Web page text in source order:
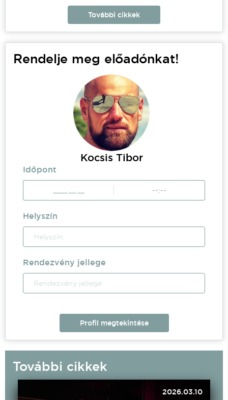
További cikkek
Rendelje meg előadónkat!
Kocsis Tibor
Időpont
Helyszín
Rendezvény jellege
Profil megtekintése
További cikkek
2026.03.10